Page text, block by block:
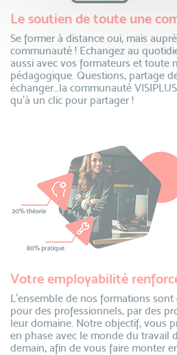
Le soutien de toute une
Se former à distance oui, mais
communauté ! Echangez au
aussi avec vos formateurs et toute
pédagogique. Questions, partage
échanger…la communauté
qu’à un clic pour partager !
Votre employabilité
L’ensemble de nos formations
pour des professionnels, par des
leur domaine. Notre objectif, vous
en phase avec le monde du travail
demain, afin de vous faire monter